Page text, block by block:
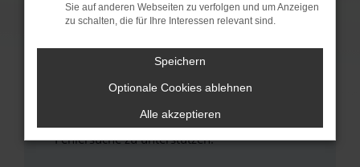
führen, dass bestimmte Funktionen nicht mehr
unterstützt werden.
Wende dich an den Webseitenbetreiber.
Wenn du alle oben genannten Schritte versucht
hast, kontaktiere uns bitte. Wir werden
uns diesen Text schicken, um uns bei der
Fehlersuche zu unterstützen:
Sie auf anderen Webseiten zu verfolgen und um Anzeigen
zu schalten, die für Ihre Interessen relevant sind.
Speichern
Optionale Cookies ablehnen
Alle akzeptieren